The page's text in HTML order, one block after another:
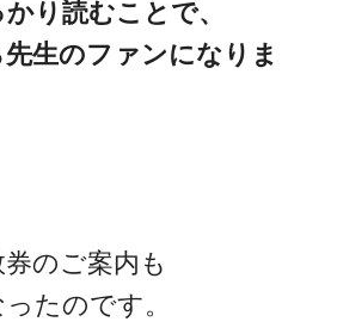
り読むことで、
生のファンになりま
のご案内も
たのです。